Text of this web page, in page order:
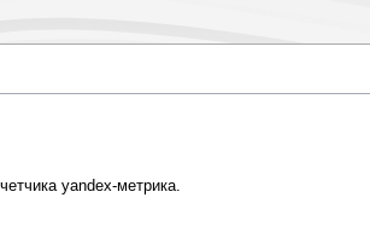
yandex-метрика.